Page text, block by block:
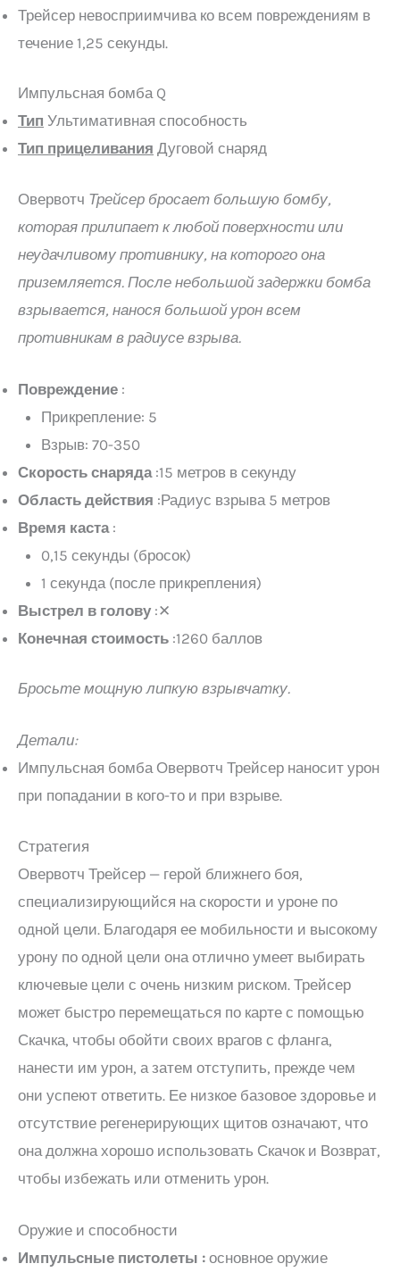
Трейсер невосприимчива ко всем повреждениям в
течение 1,25 секунды.
Импульсная бомба Q
Тип Ультимативная способность
Тип прицеливания Дуговой снаряд
Овервотч Трейсер бросает большую бомбу,
которая прилипает к любой поверхности или
неудачливому противнику, на которого она
приземляется. После небольшой задержки бомба
взрывается, нанося большой урон всем
противникам в радиусе взрыва.
Повреждение :
Прикрепление: 5
Взрыв: 70-350
Скорость снаряда:15 метров в секунду
Область действия :Радиус взрыва 5 метров
Время каста:
0,15 секунды (бросок)
1 секунда (после прикрепления)
Выстрел в голову :✕
Конечная стоимость :1260 баллов
Бросьте мощную липкую взрывчатку.
Детали:
Импульсная бомба Овервотч Трейсер наносит урон
при попадании в кого-то и при взрыве.
Стратегия
Овервотч Трейсер — герой ближнего боя,
специализирующийся на скорости и уроне по
одной цели. Благодаря ее мобильности и высокому
урону по одной цели она отлично умеет выбирать
ключевые цели с очень низким риском. Трейсер
может быстро перемещаться по карте с помощью
Скачка, чтобы обойти своих врагов с фланга,
нанести им урон, а затем отступить, прежде чем
они успеют ответить. Ее низкое базовое здоровье и
отсутствие регенерирующих щитов означают, что
она должна хорошо использовать Скачок и Возврат,
чтобы избежать или отменить урон.
Оружие и способности
Импульсные пистолеты : основное оружие